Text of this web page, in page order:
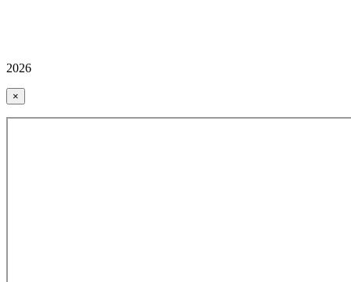
2026
×